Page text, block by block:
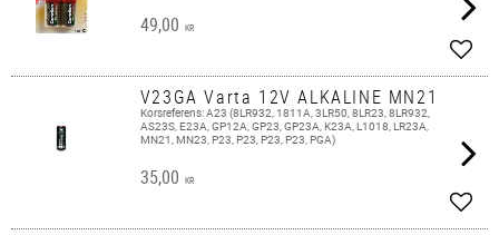
49,00 KR
Add
V23GA Varta 12V ALKALINE MN21
Korsreferens: A23 (8LR932, 1811A, 3LR50, 8LR23, 8LR932,
AS23S, E23A, GP12A, GP23, GP23A, K23A, L1018, LR23A,
MN21, MN23, P23, P23, P23, P23, PGA)
35,00 KR
Add